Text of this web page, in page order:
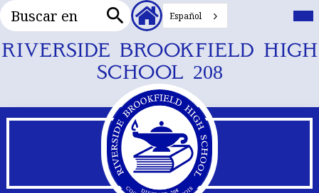
Ir
al
contenido
principal
RIVERSIDE BROOKFIELD HIGH
SCHOOL 208
Buscar
en
en
Cabecera
EnlacesEspañol